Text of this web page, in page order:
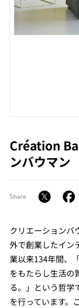
Création
ンバウマン
Share
クリエーションバ
外で創業したイン
業以来134年間、
をもたらし生活の
る。」という哲学
を行っています。